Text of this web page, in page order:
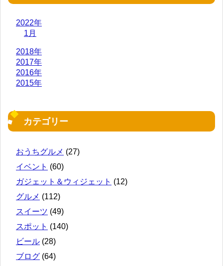
2022年
1月
2018年
2017年
2016年
2015年
カテゴリー
おうちグルメ (27)
イベント (60)
ガジェット＆ウィジェット (12)
グルメ (112)
スイーツ (49)
スポット (140)
ビール (28)
ブログ (64)